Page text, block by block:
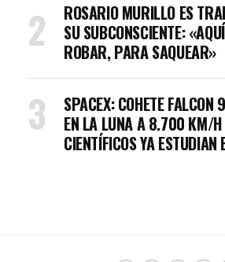
ROSARIO MURILLO ES
SU SUBCONSCIENTE:
ROBAR, PARA SAQUEAR»
SPACEX: COHETE FALCON
EN LA LUNA A 8.700 KM/H
CIENTÍFICOS YA ESTUDIAN